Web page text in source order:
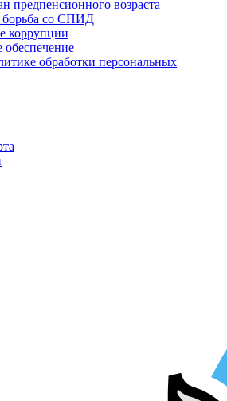
предпенсионного возраста
борьба со СПИД
коррупции
обработки персональных